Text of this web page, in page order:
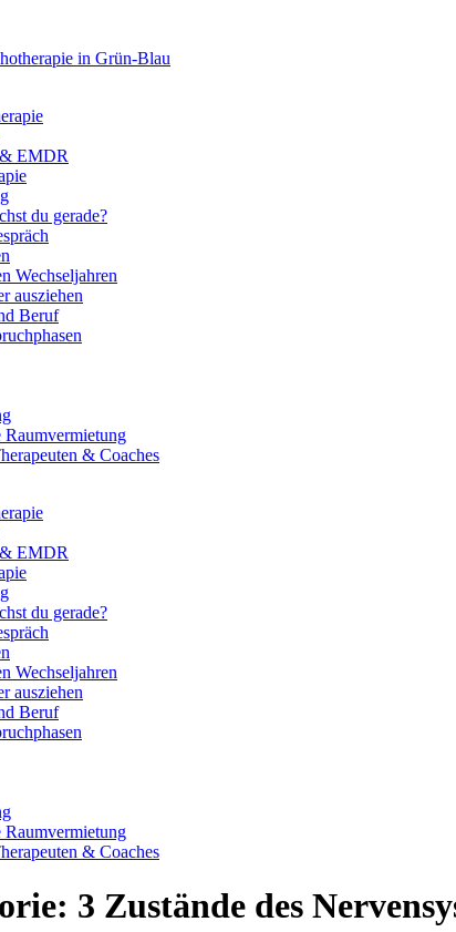
EMDR
du gerade?
Wechseljahren
ausziehen
Beruf
& Coaches
EMDR
du gerade?
Wechseljahren
ausziehen
Beruf
& Coaches
3 Zustände des